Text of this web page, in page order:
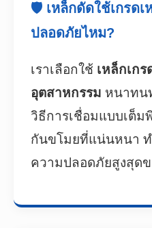
🛡️ เหล็กดัดใช้เกรด
ปลอดภัยไหม?
เราเลือกใช้ เหล็กเก
อุตสาหกรรม หนาทน
วิธีการเชื่อมแบบเต็ม
กันขโมยที่แน่นหนา ท
ความปลอดภัยสูงสุด